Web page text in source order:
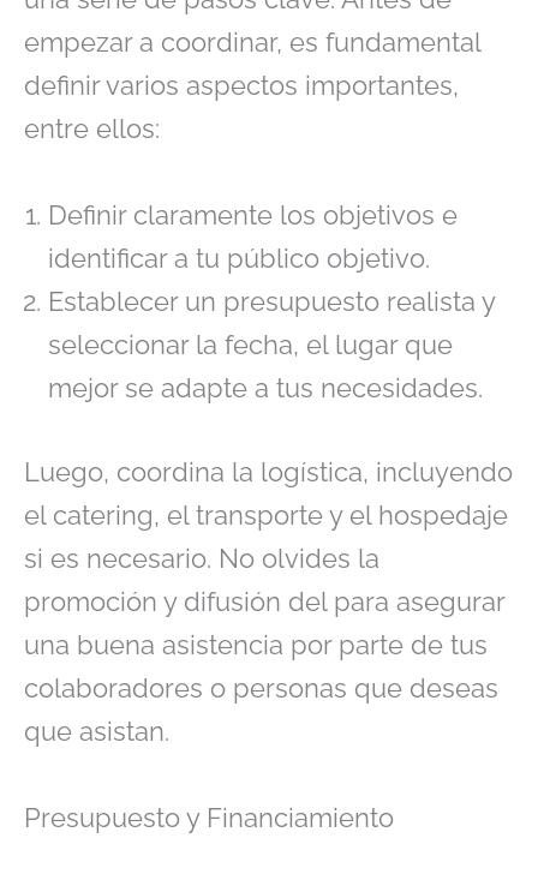
empezar a coordinar, es fundamental
definir varios aspectos importantes,
entre ellos:
Definir claramente los objetivos e
identificar a tu público objetivo.
Establecer un presupuesto realista y
seleccionar la fecha, el lugar que
mejor se adapte a tus necesidades.
Luego, coordina la logística, incluyendo
el catering, el transporte y el hospedaje
si es necesario. No olvides la
promoción y difusión del para asegurar
una buena asistencia por parte de tus
colaboradores o personas que deseas
que asistan.
Presupuesto y Financiamiento